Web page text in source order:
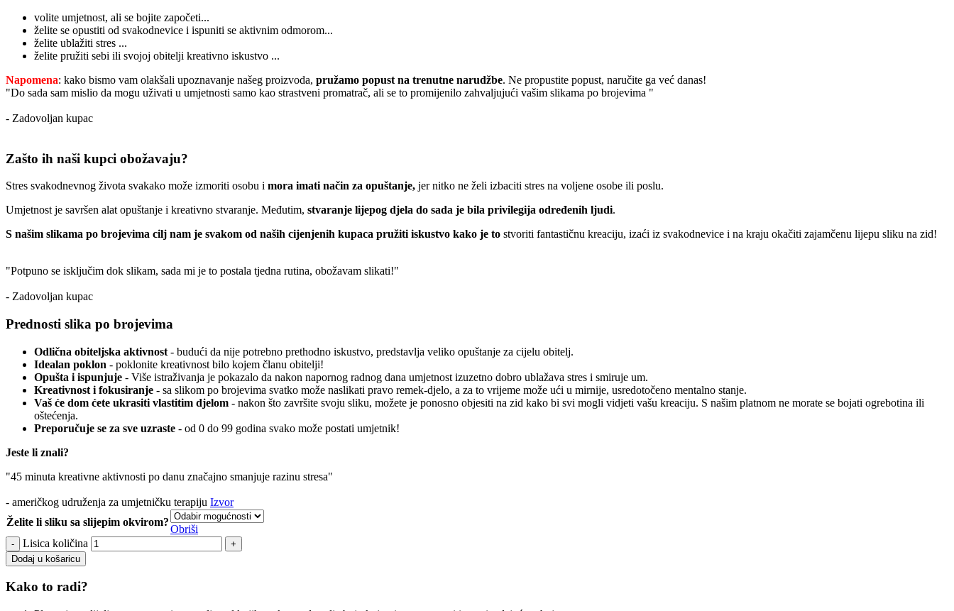
volite umjetnost, ali se bojite započeti...
želite se opustiti od svakodnevice i ispuniti se aktivnim odmorom...
želite ublažiti stres ...
želite pružiti sebi ili svojoj obitelji kreativno iskustvo ...
Napomena: kako bismo vam olakšali upoznavanje našeg proizvoda, pružamo popust na trenutne narudžbe. Ne propustite popust, naručite ga već danas!
"Do sada sam mislio da mogu uživati u umjetnosti samo kao strastveni promatrač, ali se to promijenilo zahvaljujući vašim slikama po brojevima "
- Zadovoljan kupac
Zašto ih naši kupci obožavaju?
Stres svakodnevnog života svakako može izmoriti osobu i mora imati način za opuštanje, jer nitko ne želi izbaciti stres na voljene osobe ili poslu.
Umjetnost je savršen alat opuštanje i kreativno stvaranje. Međutim, stvaranje lijepog djela do sada je bila privilegija određenih ljudi.
S našim slikama po brojevima cilj nam je svakom od naših cijenjenih kupaca pružiti iskustvo kako je to stvoriti fantastičnu kreaciju, izaći iz svakodnevice i na kraju okačiti zajamčenu lijepu sliku na zid!
"Potpuno se isključim dok slikam, sada mi je to postala tjedna rutina, obožavam slikati!"
- Zadovoljan kupac
Prednosti slika po brojevima
Odlična obiteljska aktivnost - budući da nije potrebno prethodno iskustvo, predstavlja veliko opuštanje za cijelu obitelj.
Idealan poklon - poklonite kreativnost bilo kojem članu obitelji!
Opušta i ispunjuje - Više istraživanja je pokazalo da nakon napornog radnog dana umjetnost izuzetno dobro ublažava stres i smiruje um.
Kreativnost i fokusiranje - sa slikom po brojevima svatko može naslikati pravo remek-djelo, a za to vrijeme može ući u mirnije, usredotočeno mentalno stanje.
Vaš će dom ćete ukrasiti vlastitim djelom - nakon što završite svoju sliku, možete je ponosno objesiti na zid kako bi svi mogli vidjeti vašu kreaciju. S našim platnom ne morate se bojati ogrebotina ili
oštećenja.
Preporučuje se za sve uzraste - od 0 do 99 godina svako može postati umjetnik!
Jeste li znali?
"45 minuta kreativne aktivnosti po danu značajno smanjuje razinu stresa"
- američkog udruženja za umjetničku terapiju Izvor
Želite li sliku sa slijepim okvirom?
Obriši
Lisica količina
Dodaj u košaricu
Kako to radi?